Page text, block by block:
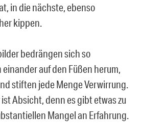
in die nächste, ebenso
kippen.
bedrängen sich so
auf den Füßen herum,
stiften jede Menge Verwirrung.
Absicht, denn es gibt etwas zu
Mangel an Erfahrung.